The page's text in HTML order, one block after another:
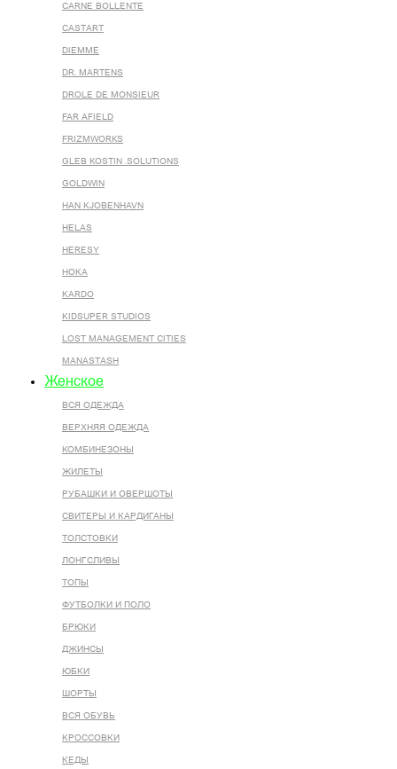
CARNE BOLLENTE
CASTART
DIEMME
DR. MARTENS
DROLE DE MONSIEUR
FAR AFIELD
FRIZMWORKS
GLEB KOSTIN .SOLUTIONS
GOLDWIN
HAN KJOBENHAVN
HELAS
HERESY
HOKA
KARDO
KIDSUPER STUDIOS
LOST MANAGEMENT CITIES
MANASTASH
Женское
ВСЯ ОДЕЖДА
ВЕРХНЯЯ ОДЕЖДА
КОМБИНЕЗОНЫ
ЖИЛЕТЫ
РУБАШКИ И ОВЕРШОТЫ
СВИТЕРЫ И КАРДИГАНЫ
ТОЛСТОВКИ
ЛОНГСЛИВЫ
ТОПЫ
ФУТБОЛКИ И ПОЛО
БРЮКИ
ДЖИНСЫ
ЮБКИ
ШОРТЫ
ВСЯ ОБУВЬ
КРОССОВКИ
КЕДЫ